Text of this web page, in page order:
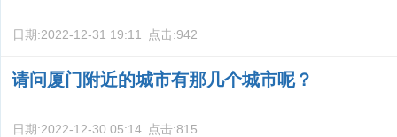
日期:2022-12-31 19:11 点击:942
请问厦门附近的城市有那几个城市呢？
日期:2022-12-30 05:14 点击:815